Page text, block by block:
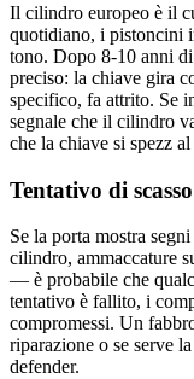
Il cilindro europeo è il
quotidiano, i pistoncini
tono. Dopo 8-10 anni
preciso: la chiave gira
specifico, fa attrito. Se
segnale che il cilindro
che la chiave si spezz
Tentativo di scasso
Se la porta mostra
cilindro, ammaccature
— è probabile che
tentativo è fallito, i
compromessi. Un
riparazione o se serve
defender.